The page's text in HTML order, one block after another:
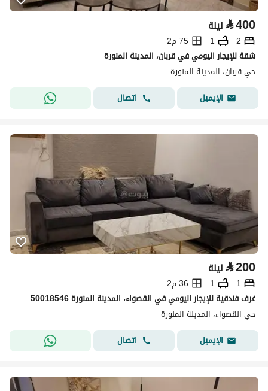
⃁400 ليلة
2
1
75 م2
شقة للإيجار اليومي في قربان، المدينة المنورة
حي قربان، المدينة المنورة
الإيميل
اتصال
⃁200 ليلة
1
1
36 م2
غرف فندقية للإيجار اليومي في القصواء، المدينة المنورة 50018546
حي القصواء، المدينة المنورة
الإيميل
اتصال